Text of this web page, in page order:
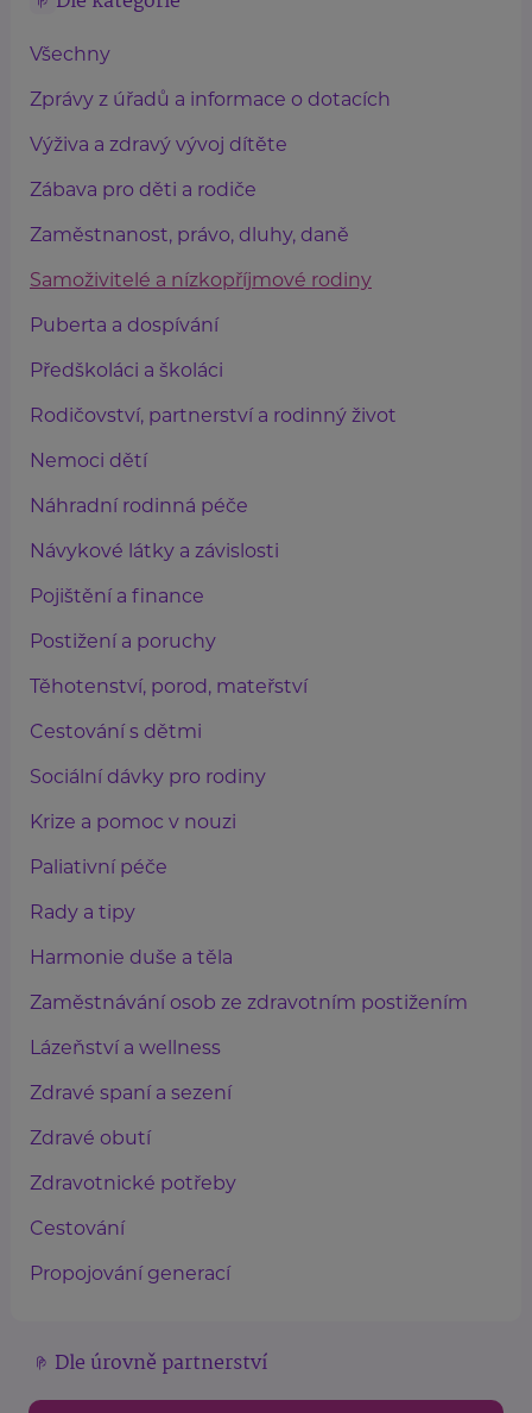
Všechny
Zprávy z úřadů a informace o dotacích
Výživa a zdravý vývoj dítěte
Zábava pro děti a rodiče
Zaměstnanost, právo, dluhy, daně
Samoživitelé a nízkopříjmové rodiny
Puberta a dospívání
Předškoláci a školáci
Rodičovství, partnerství a rodinný život
Nemoci dětí
Náhradní rodinná péče
Návykové látky a závislosti
Pojištění a finance
Postižení a poruchy
Těhotenství, porod, mateřství
Cestování s dětmi
Sociální dávky pro rodiny
Krize a pomoc v nouzi
Paliativní péče
Rady a tipy
Harmonie duše a těla
Zaměstnávání osob ze zdravotním postižením
Lázeňství a wellness
Zdravé spaní a sezení
Zdravé obutí
Zdravotnické potřeby
Cestování
Propojování generací
Dle úrovně partnerství